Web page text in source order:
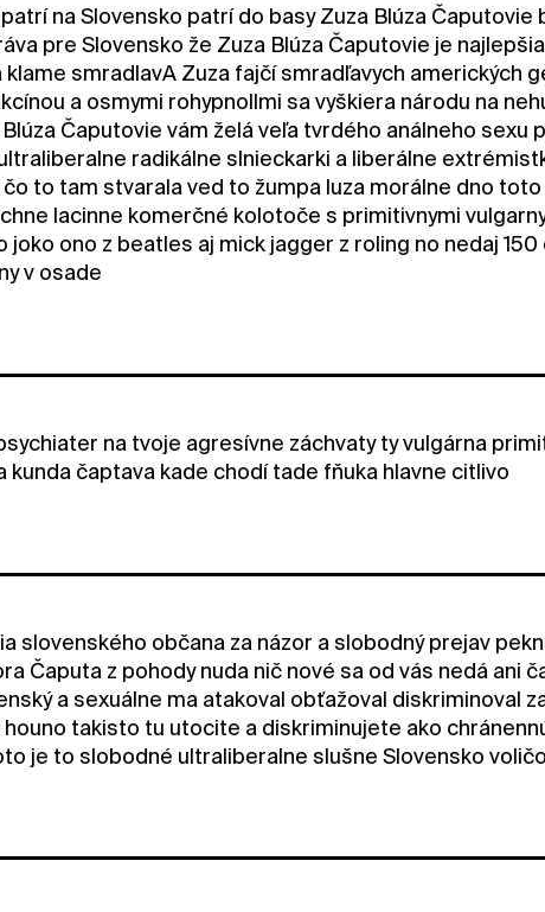
na Slovensko patrí do basy Zuza Blúza Čaputovie
pre Slovensko že Zuza Blúza Čaputovie je
klame smradlavA Zuza fajčí smradľavych amerických
a osmymi rohypnollmi sa vyškiera národu na
Čaputovie vám želá veľa tvrdého análneho sexu
radikálne slnieckarki a liberálne
to tam stvarala ved to žumpa luza morálne dno
lacinne komerčné kolotoče s primitivnymi
joko ono z beatles aj mick jagger z roling no nedaj
v osade
na tvoje agresívne záchvaty ty vulgárna
kunda čaptava kade chodí tade fňuka hlavne citlivo
slovenského občana za názor a slobodný prejav
Čaputa z pohody nuda nič nové sa od vás nedá ani
a sexuálne ma atakoval obťažoval diskriminoval
takisto tu utocite a diskriminujete ako
je to slobodné ultraliberalne slušne Slovensko